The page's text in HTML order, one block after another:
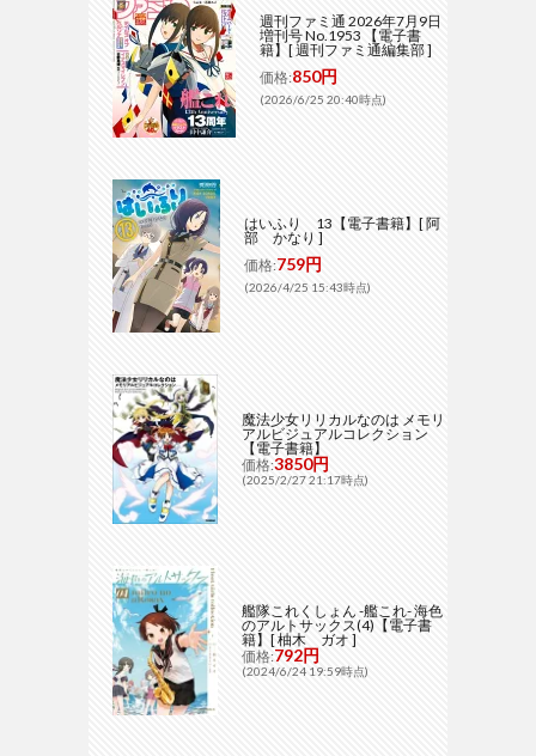
週刊ファミ通 2026年7月9日
増刊号 No.1953 【電子書
籍】[ 週刊ファミ通編集部 ]
価格:850円
(2026/6/25 20:40時点)
はいふり 13【電子書籍】[ 阿
部 かなり ]
価格:759円
(2026/4/25 15:43時点)
魔法少女リリカルなのは メモリ
アルビジュアルコレクション
【電子書籍】
価格:3850円
(2025/2/27 21:17時点)
艦隊これくしょん -艦これ- 海色
のアルトサックス(4)【電子書
籍】[ 柚木 ガオ ]
価格:792円
(2024/6/24 19:59時点)